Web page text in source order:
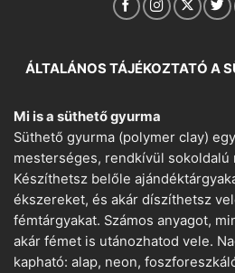
ÁLTALÁNOS TÁJÉKOZTATÓ A
Mi is a süthető gyurma
Süthető gyurma (polymer clay)
mesterséges, rendkívül sokoldalú
Készíthetsz belőle
ékszereket, és akár díszíthetsz
fémtárgyakat. Számos anyagot,
akár fémet is utánozhatod vele.
kapható: alap, neon,